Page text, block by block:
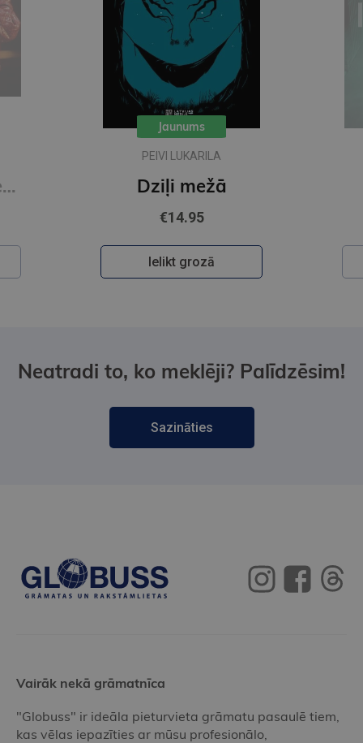
Jaunums
FRĪDA MAKFADENA
Ieslodzītais
€22.95
Ielikt grozā
Neatradi to, ko meklēji? Palīdzēsim!
Sazināties
Vairāk nekā grāmatnīca
"Globuss" ir ideāla pieturvieta grāmatu pasaulē tiem,
kas vēlas iepazīties ar mūsu profesionālo,